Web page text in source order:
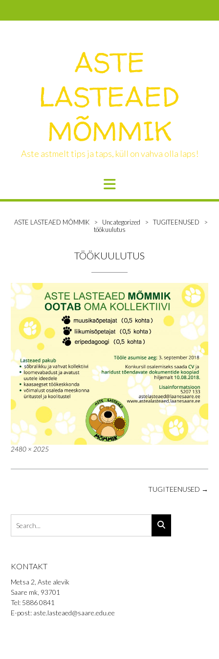
ASTE
LASTEAED
MÕMMIK
Aste astmelt tips ja taps, küll on vahva olla laps!
ASTE LASTEAED MÕMMIK > Uncategorized > TUGITEENUSED
>
töökuulutus
TÖÖKUULUTUS
Full
2480 × 2025
TUGITEENUSED →
KONTAKT
Metsa 2, Aste alevik
Saare mk, 93701
Tel: 5886 0841
E-post: aste.lasteaed@saare.edu.ee